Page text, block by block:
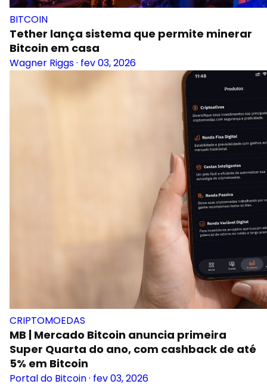
BITCOIN
Tether lança sistema que permite minerar
Bitcoin em casa
Wagner Riggs· fev 03, 2026
CRIPTOMOEDAS
MB | Mercado Bitcoin anuncia primeira
Super Quarta do ano, com cashback de até
5% em Bitcoin
Portal do Bitcoin· fev 03, 2026